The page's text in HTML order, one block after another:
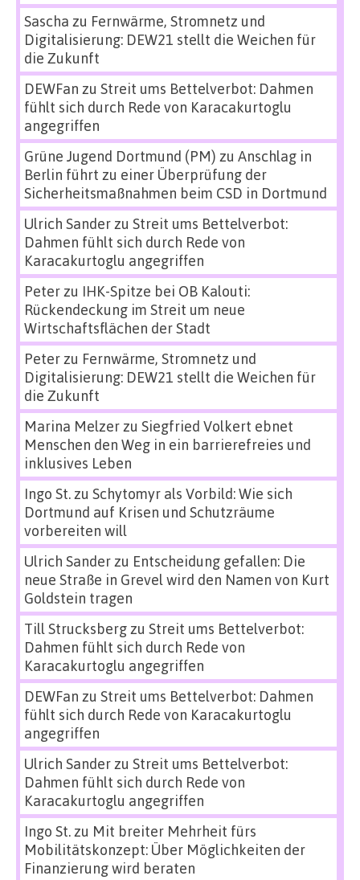
Sascha zu Fernwärme, Stromnetz und
Digitalisierung: DEW21 stellt die Weichen für
die Zukunft
DEWFan zu Streit ums Bettelverbot: Dahmen
fühlt sich durch Rede von Karacakurtoglu
angegriffen
Grüne Jugend Dortmund (PM) zu Anschlag in
Berlin führt zu einer Überprüfung der
Sicherheitsmaßnahmen beim CSD in Dortmund
Ulrich Sanderzu Streit ums Bettelverbot:
Dahmen fühlt sich durch Rede von
Karacakurtoglu angegriffen
Peterzu IHK-Spitze bei OB Kalouti:
Rückendeckung im Streit um neue
Wirtschaftsflächen der Stadt
Peterzu Fernwärme, Stromnetz und
Digitalisierung: DEW21 stellt die Weichen für
die Zukunft
Marina Melzerzu Siegfried Volkert ebnet
Menschen den Weg in ein barrierefreies und
inklusives Leben
Ingo St.zu Schytomyr als Vorbild: Wie sich
Dortmund auf Krisen und Schutzräume
vorbereiten will
Ulrich Sanderzu Entscheidung gefallen: Die
neue Straße in Grevel wird den Namen von Kurt
Goldstein tragen
Till Strucksbergzu Streit ums Bettelverbot:
Dahmen fühlt sich durch Rede von
Karacakurtoglu angegriffen
DEWFan zu Streit ums Bettelverbot: Dahmen
fühlt sich durch Rede von Karacakurtoglu
angegriffen
Ulrich Sanderzu Streit ums Bettelverbot:
Dahmen fühlt sich durch Rede von
Karacakurtoglu angegriffen
Ingo St.zu Mit breiter Mehrheit fürs
Mobilitätskonzept: Über Möglichkeiten der
Finanzierung wird beraten